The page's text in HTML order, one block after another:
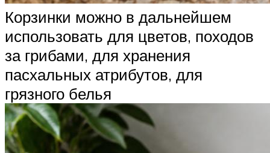
Корзинки можно в дальнейшем
использовать для цветов, походов
за грибами, для хранения
пасхальных атрибутов, для
грязного белья